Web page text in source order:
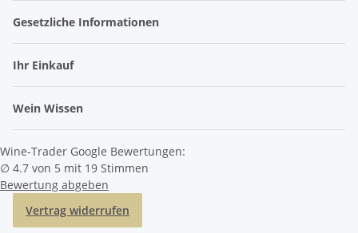
Gesetzliche Informationen
Ihr Einkauf
Wein Wissen
Wine-Trader Google Bewertungen:
∅ 4.7 von 5 mit 19 Stimmen
Bewertung abgeben
Vertrag widerrufen